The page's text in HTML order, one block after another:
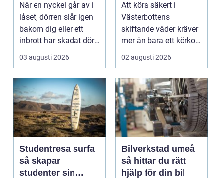
När en nyckel går av i
låset, dörren slår igen
bakom dig eller ett
inbrott har skadat dörr
och karm,...
03 augusti 2026
Att köra säkert i
Västerbottens
skiftande väder kräver
mer än bara ett körkort
och en pålitlig bil. ...
02 augusti 2026
Studentresa surfa
så skapar
studenter sin
Bilverkstad umeå
så hittar du rätt
hjälp för din bil